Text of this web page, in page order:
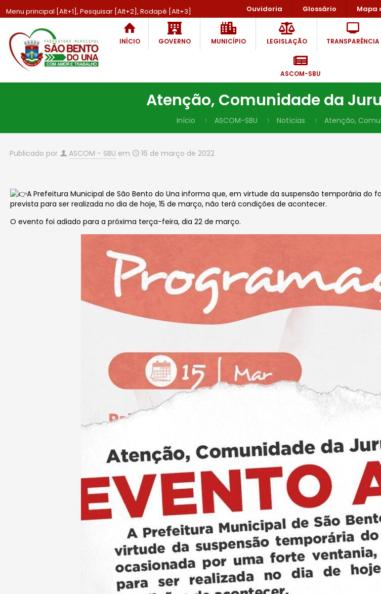
Menu principal [Alt+1], Pesquisar [Alt+2], Rodapé [Alt+3] Ouvidoria Glossário Mapa
INÍCIO GOVERNO MUNICÍPIO LEGISLAÇÃO TRANSPARÊNCIA
ASCOM-SBU
Atenção, Comunidade da
Início ASCOM-SBU Notícias Atenção,
Publicado por ASCOM - SBU em 16 de março de 2022
A Prefeitura Municipal de São Bento do Una informa que, em virtude da suspensão temporária
prevista para ser realizada no dia de hoje, 15 de março, não terá condições de acontecer.
O evento foi adiado para a próxima terça-feira, dia 22 de março.